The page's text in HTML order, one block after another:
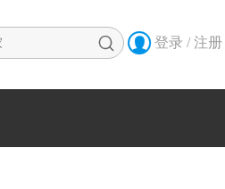
  登录 / 注册